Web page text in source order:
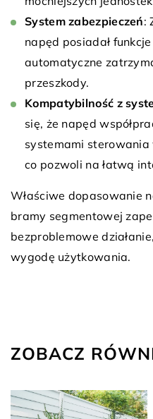
System zabezpieczeń:
napęd posiadał
automatyczne
przeszkody.
Kompatybilność z
się, że napęd
systemami sterowania
co pozwoli na łatwą
Właściwe dopasowanie
bramy segmentowej
bezproblemowe
wygodę użytkowania.
ZOBACZ